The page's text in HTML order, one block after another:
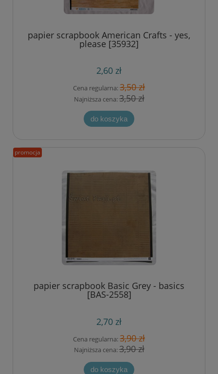
papier scrapbook American Crafts - yes,
please [35932]
2,60 zł
Cena regularna:3,50 zł
Najniższa cena:3,50 zł
do koszyka
papier scrapbook Basic Grey - basics
[BAS-2558]
2,70 zł
Cena regularna:3,90 zł
Najniższa cena:3,90 zł
do koszyka
promocja